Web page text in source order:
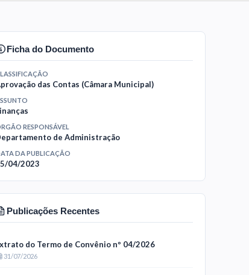
Ficha do Documento
das Contas (Câmara Municipal)
RESPONSÁVEL
de Administração
DA PUBLICAÇÃO
04/2023
Publicações Recentes
do Termo de Convênio nº 04/2026
31/07/2026